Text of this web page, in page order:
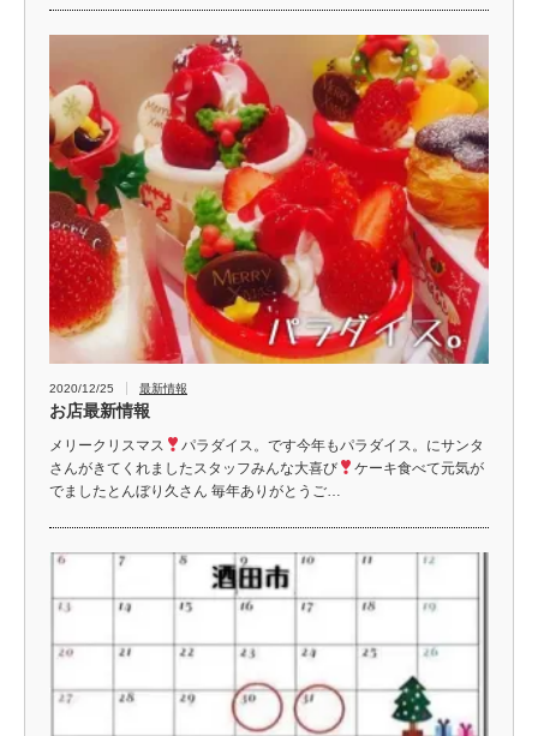
2020/12/25 最新情報
お店最新情報
メリークリスマス
パラダイス。です今年もパラダイス。にサンタ
さんがきてくれましたスタッフみんな大喜び
ケーキ食べて元気が
でましたとんぼり久さん 毎年ありがとうご…